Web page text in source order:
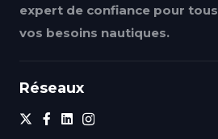
expert de confiance pour tous
vos besoins nautiques.
Réseaux